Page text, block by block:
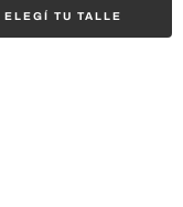
ELEGÍ TU TALLE